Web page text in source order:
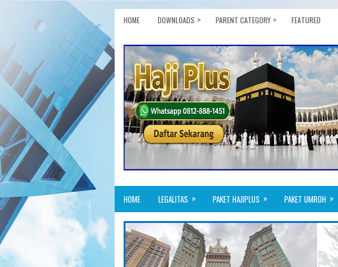
HOME DOWNLOADS » PARENT CATEGORY » FEATURED
HOME LEGALITAS » PAKET HAJIPLUS » PAKET UMROH »